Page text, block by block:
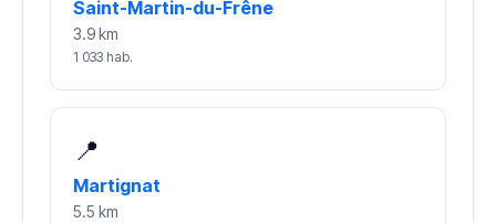
Saint-Martin-du-Frêne
3.9 km
1 033 hab.
📍
Martignat
5.5 km